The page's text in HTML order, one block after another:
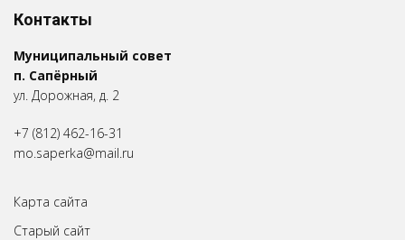
Контакты
Муниципальный совет
п. Сапёрный
ул. Дорожная, д. 2
+7 (812) 462-16-31
mo.saperka@mail.ru
Карта сайта
Старый сайт